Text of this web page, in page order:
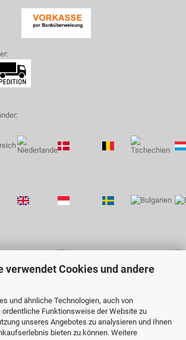
verwendet Cookies und andere
und ähnliche Technologien, auch von
ordentliche Funktionsweise der Website zu
unseres Angebotes zu analysieren und Ihnen
bieten zu können. Weitere